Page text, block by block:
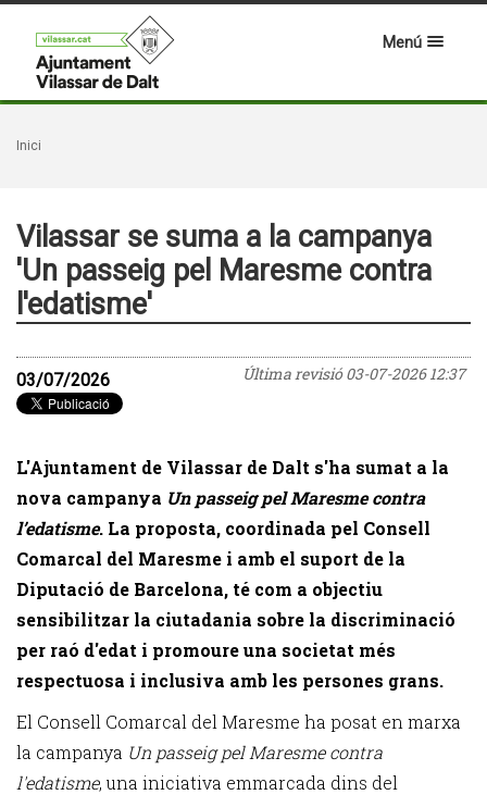
Menú
Inici
Vilassar se suma a la campanya
'Un passeig pel Maresme contra
l'edatisme'
Última revisió03-07-2026 12:37
03/07/2026
L'Ajuntament de Vilassar de Dalt s'ha sumat a la
nova campanya Un passeig pel Maresme contra
l’edatisme. La proposta, coordinada pel Consell
Comarcal del Maresme i amb el suport de la
Diputació de Barcelona, té com a objectiu
sensibilitzar la ciutadania sobre la discriminació
per raó d'edat i promoure una societat més
respectuosa i inclusiva amb les persones grans.
El Consell Comarcal del Maresme ha posat en marxa
la campanya Un passeig pel Maresme contra
l'edatisme, una iniciativa emmarcada dins del